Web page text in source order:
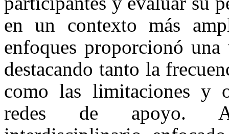
en un contexto más
enfoques proporcionó
destacando tanto la
como las limitaciones y
redes de apoyo.